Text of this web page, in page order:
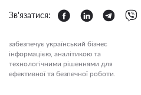
Зв'язатися:
забезпечує український бізнес
інформацією, аналітикою та
технологічними рішеннями для
ефективної та безпечної роботи.